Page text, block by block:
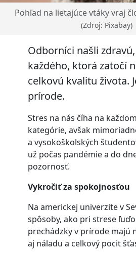
Pohľad na lietajúce vtáky vraj
(Zdroj: Pixabay)
Odborníci našli
každého, ktorá zatočí
celkovú kvalitu života.
prírode.
Stres na nás číha na
kategórie, avšak
a vysokoškolských
už počas pandémie a do
pozornosť.
Vykročiť za spokojnosťou
Na americkej univerzite v
spôsoby, ako pri strese
prechádzky v prírode majú
aj náladu a celkový pocit